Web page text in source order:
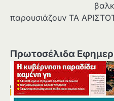
παρουσιάζουν ΤΑ
Πρωτοσέλιδα